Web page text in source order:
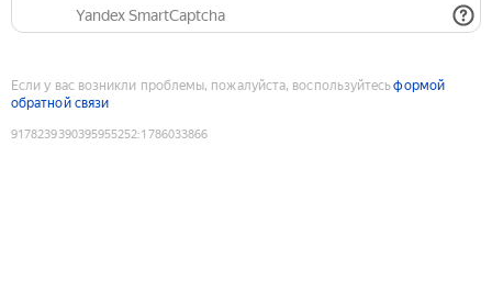
Yandex SmartCaptcha
Если у вас возникли проблемы, пожалуйста, воспользуйтесьформой
обратной связи
9178239390395955252:1786033866